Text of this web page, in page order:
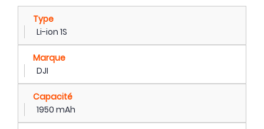
Type
Li-ion 1S
Marque
DJI
Capacité
1950 mAh